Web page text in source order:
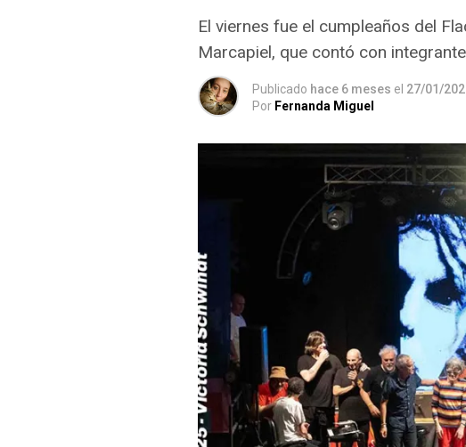
El viernes fue el cumpleaños del
Marcapiel, que contó con
Publicado hace 6 meses el 27/01/
Por Fernanda Miguel